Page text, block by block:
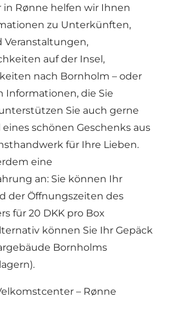
Rønne helfen wir Ihnen
zu Unterkünften,
Veranstaltungen,
auf der Insel,
nach Bornholm – oder
Informationen, die Sie
Sie auch gerne
schönen Geschenks aus
für Ihre Lieben.
eine
an: Sie können Ihr
der Öffnungszeiten des
für 20 DKK pro Box
können Sie Ihr Gepäck
Bornholms
– Rønne